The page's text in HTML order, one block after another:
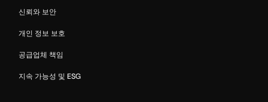
신뢰와 보안
개인 정보 보호
공급업체 책임
지속 가능성 및 ESG